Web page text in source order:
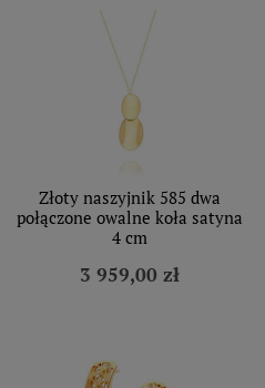
Złoty naszyjnik 585 dwa
połączone owalne koła satyna
4 cm
3 959,00 zł